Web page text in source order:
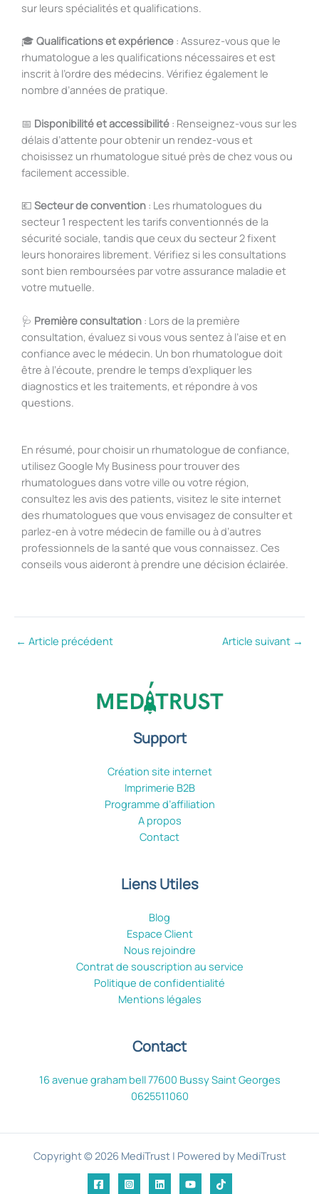
sur leurs spécialités et qualifications.
🎓 Qualifications et expérience : Assurez-vous que le
rhumatologue a les qualifications nécessaires et est
inscrit à l’ordre des médecins. Vérifiez également le
nombre d’années de pratique.
📅 Disponibilité et accessibilité : Renseignez-vous sur les
délais d’attente pour obtenir un rendez-vous et
choisissez un rhumatologue situé près de chez vous ou
facilement accessible.
💶 Secteur de convention : Les rhumatologues du
secteur 1 respectent les tarifs conventionnés de la
sécurité sociale, tandis que ceux du secteur 2 fixent
leurs honoraires librement. Vérifiez si les consultations
sont bien remboursées par votre assurance maladie et
votre mutuelle.
🩺 Première consultation : Lors de la première
consultation, évaluez si vous vous sentez à l’aise et en
confiance avec le médecin. Un bon rhumatologue doit
être à l’écoute, prendre le temps d’expliquer les
diagnostics et les traitements, et répondre à vos
questions.
En résumé, pour choisir un rhumatologue de confiance,
utilisez Google My Business pour trouver des
rhumatologues dans votre ville ou votre région,
consultez les avis des patients, visitez le site internet
des rhumatologues que vous envisagez de consulter et
parlez-en à votre médecin de famille ou à d’autres
professionnels de la santé que vous connaissez. Ces
conseils vous aideront à prendre une décision éclairée.
← Article précédent Article suivant →
Support
Création site internet
Imprimerie B2B
Programme d’affiliation
A propos
Contact
Liens Utiles
Blog
Espace Client
Nous rejoindre
Contrat de souscription au service
Politique de confidentialité
Mentions légales
Contact
16 avenue graham bell 77600 Bussy Saint Georges
0625511060
Copyright © 2026 MediTrust | Powered by MediTrust